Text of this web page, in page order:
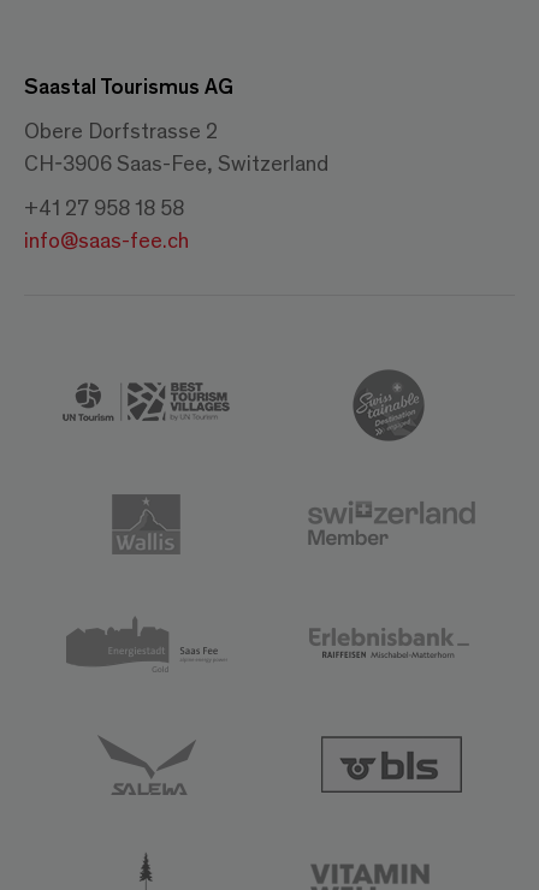
Saastal Tourismus AG
Obere Dorfstrasse 2
CH-3906 Saas-Fee, Switzerland
+41 27 958 18 58
info@saas-fee.ch